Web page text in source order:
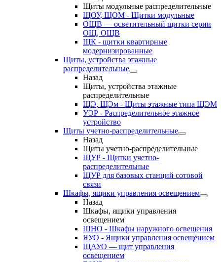
Щиты модульные распределительные
ЩОУ, ЩОМ - Щитки модульные
ОЩВ — осветительный щитки серии
ОЩ, ОЩВ
ЩК - щитки квартирные
модернизированные
Щиты, устройства этажные
распределительные
Назад
Щиты, устройства этажные
распределительные
ЩЭ, ЩЭм - Щиты этажные типа ЩЭМ
УЭР - Распределительное этажное
устройство
Щиты учетно-распределительные
Назад
Щиты учетно-распределительные
ЩУР - Щитки учетно-
распределительные
ЩУР для базовых станций сотовой
связи
Шкафы, ящики управления освещением
Назад
Шкафы, ящики управления
освещением
ШНО - Шкафы наружного освещения
ЯУО - Ящики управления освещением
ЩАУО — щит управления
освещением